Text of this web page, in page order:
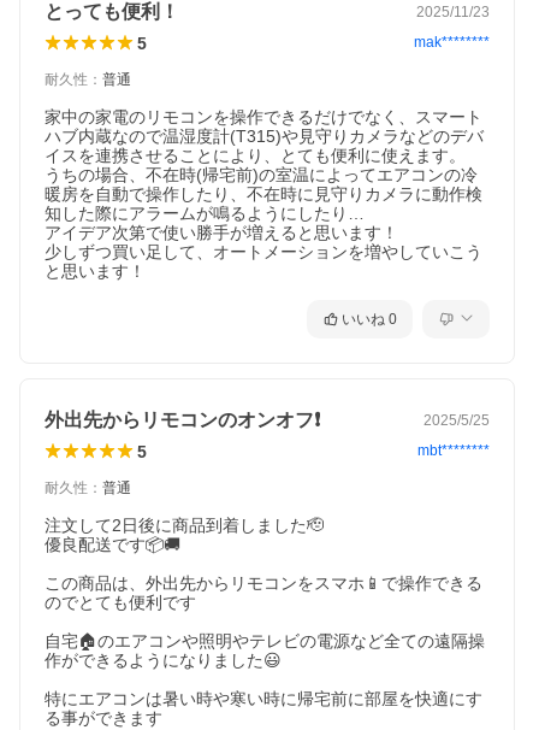
とっても便利！ 2025/11/23
5 mak********
耐久性 ： 普通
家中の家電のリモコンを操作できるだけでなく、スマート
ハブ内蔵なので温湿度計(T315)や見守りカメラなどのデバ
イスを連携させることにより、とても便利に使えます。
うちの場合、不在時(帰宅前)の室温によってエアコンの冷
暖房を自動で操作したり、不在時に見守りカメラに動作検
知した際にアラームが鳴るようにしたり…
アイデア次第で使い勝手が増えると思います！
少しずつ買い足して、オートメーションを増やしていこう
と思います！
いいね 0
外出先からリモコンのオンオフ❗️ 2025/5/25
5 mbt********
耐久性 ： 普通
注文して2日後に商品到着しました🫡
優良配送です📦🚚
この商品は、外出先からリモコンをスマホ📱で操作できる
のでとても便利です
自宅🏠のエアコンや照明やテレビの電源など全ての遠隔操
作ができるようになりました😃
特にエアコンは暑い時や寒い時に帰宅前に部屋を快適にす
る事ができます